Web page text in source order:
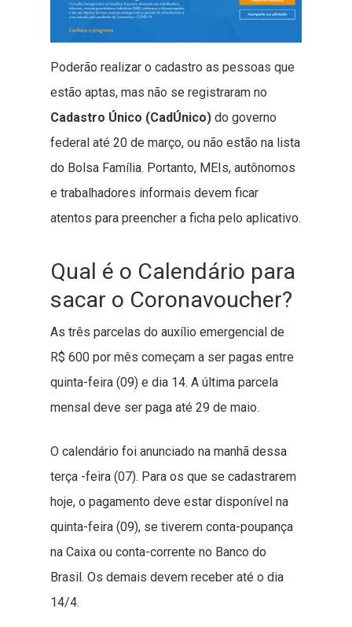
Poderão realizar o cadastro as pessoas que
estão aptas, mas não se registraram no
Cadastro Único (CadÚnico) do governo
federal até 20 de março, ou não estão na lista
do Bolsa Família. Portanto, MEIs, autônomos
e trabalhadores informais devem ficar
atentos para preencher a ficha pelo aplicativo.
Qual é o Calendário para
sacar o Coronavoucher?
As três parcelas do auxílio emergencial de
R$ 600 por mês começam a ser pagas entre
quinta-feira (09) e dia 14. A última parcela
mensal deve ser paga até 29 de maio.
O calendário foi anunciado na manhã dessa
terça -feira (07). Para os que se cadastrarem
hoje, o pagamento deve estar disponível na
quinta-feira (09), se tiverem conta-poupança
na Caixa ou conta-corrente no Banco do
Brasil. Os demais devem receber até o dia
14/4.